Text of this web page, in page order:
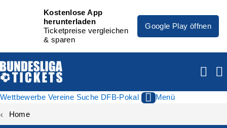
Kostenlose App
herunterladen
Ticketpreise vergleichen
& sparen
Google Play öffnen
Wettbewerbe Vereine Suche DFB-Pokal
Menü
Home